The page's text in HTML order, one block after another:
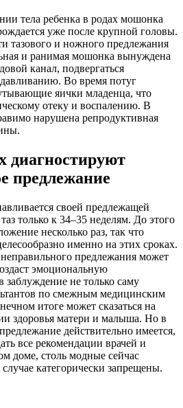
тела ребенка в родах мошонка
уже после крупной головы.
тазового и ножного предлежания
и ранимая мошонка вынуждена
канал, подвергаться
Во время потуг
яички младенца, что
отеку и воспалению. В
нарушена репродуктивная
диагностируют
предлежание
своей предлежащей
только к 34–35 неделям. До этого
несколько раз, так что
именно на этих сроках.
предлежания может
эмоциональную
заблуждение не только саму
по смежным медицинским
итоге может сказаться на
здоровья матери и малыша. Но в
действительно имеется,
все рекомендации врачей и
доме, столь модные сейчас
категорически запрещены.